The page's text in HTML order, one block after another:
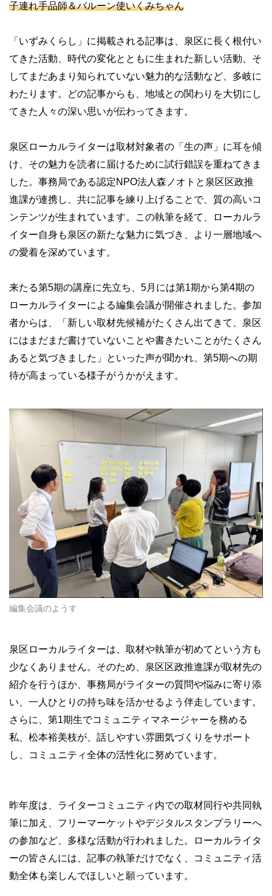
子連れ手品師＆バルーン使いくみちゃん
「いずみくらし」に掲載される記事は、泉区に長く根付い
てきた活動、時代の変化とともに生まれた新しい活動、そ
してまだあまり知られていない魅力的な活動など、多岐に
わたります。どの記事からも、地域との関わりを大切にし
てきた人々の深い思いが伝わってきます。
泉区ローカルライターは取材対象者の「生の声」に耳を傾
け、その魅力を読者に届けるために試行錯誤を重ねてきま
した。事務局である認定NPO法人森ノオトと泉区区政推
進課が連携し、共に記事を練り上げることで、質の高いコ
ンテンツが生まれています。この執筆を経て、ローカルラ
イター自身も泉区の新たな魅力に気づき、より一層地域へ
の愛着を深めています。
来たる第5期の講座に先立ち、5月には第1期から第4期の
ローカルライターによる編集会議が開催されました。参加
者からは、「新しい取材先候補がたくさん出てきて、泉区
にはまだまだ書けていないことや書きたいことがたくさん
あると気づきました」といった声が聞かれ、第5期への期
待が高まっている様子がうかがえます。
編集会議のようす
泉区ローカルライターは、取材や執筆が初めてという方も
少なくありません。そのため、泉区区政推進課が取材先の
紹介を行うほか、事務局がライターの質問や悩みに寄り添
い、一人ひとりの持ち味を活かせるよう伴走しています。
さらに、第1期生でコミュニティマネージャーを務める
私、松本裕美枝が、話しやすい雰囲気づくりをサポート
し、コミュニティ全体の活性化に努めています。
昨年度は、ライターコミュニティ内での取材同行や共同執
筆に加え、フリーマーケットやデジタルスタンプラリーへ
の参加など、多様な活動が行われました。ローカルライタ
ーの皆さんには、記事の執筆だけでなく、コミュニティ活
動全体も楽しんでほしいと願っています。